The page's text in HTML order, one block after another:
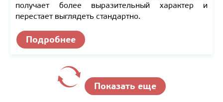
получает более выразительный характер и
перестает выглядеть стандартно.
Подробнее
Показать еще